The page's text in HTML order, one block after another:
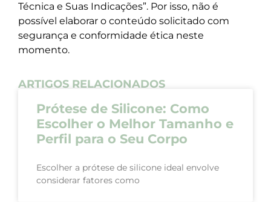
Técnica e Suas Indicações”. Por isso, não é
possível elaborar o conteúdo solicitado com
segurança e conformidade ética neste
momento.
ARTIGOS RELACIONADOS
Prótese de Silicone: Como
Escolher o Melhor Tamanho e
Perfil para o Seu Corpo
Escolher a prótese de silicone ideal envolve
considerar fatores como